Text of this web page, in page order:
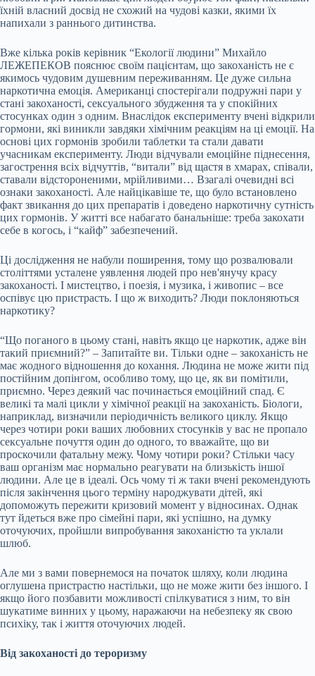
їхній власний досвід не схожий на чудові казки, якими їх
напихали з раннього дитинства.
Вже кілька років керівник “Екології людини” Михайло
ЛЕЖЕПЕКОВ пояснює своїм пацієнтам, що закоханість не є
якимось чудовим душевним переживанням. Це дуже сильна
наркотична емоція. Американці спостерігали подружні пари у
стані закоханості, сексуального збудження та у спокійних
стосунках один з одним. Внаслідок експерименту вчені відкрили
гормони, які виникли завдяки хімічним реакціям на ці емоції. На
основі цих гормонів зробили таблетки та стали давати
учасникам експерименту. Люди відчували емоційне піднесення,
загострення всіх відчуттів, “витали” від щастя в хмарах, співали,
ставали відстороненими, мрійливими… Взагалі очевидні всі
ознаки закоханості. Але найцікавіше те, що було встановлено
факт звикання до цих препаратів і доведено наркотичну сутність
цих гормонів. У житті все набагато банальніше: треба закохати
себе в когось, і “кайф” забезпечений.
Ці дослідження не набули поширення, тому що розвалювали
століттями усталене уявлення людей про нев'янучу красу
закоханості. І мистецтво, і поезія, і музика, і живопис – все
оспівує цю пристрасть. І що ж виходить? Люди поклоняються
наркотику?
“Що поганого в цьому стані, навіть якщо це наркотик, адже він
такий приємний?” – Запитайте ви. Тільки одне – закоханість не
має жодного відношення до кохання. Людина не може жити під
постійним допінгом, особливо тому, що це, як ви помітили,
приємно. Через деякий час починається емоційний спад. Є
великі та малі цикли у хімічної реакції на закоханість. Біологи,
наприклад, визначили періодичність великого циклу. Якщо
через чотири роки ваших любовних стосунків у вас не пропало
сексуальне почуття один до одного, то вважайте, що ви
проскочили фатальну межу. Чому чотири роки? Стільки часу
ваш організм має нормально реагувати на близькість іншої
людини. Але це в ідеалі. Ось чому ті ж таки вчені рекомендують
після закінчення цього терміну народжувати дітей, які
допоможуть пережити кризовий момент у відносинах. Однак
тут йдеться вже про сімейні пари, які успішно, на думку
оточуючих, пройшли випробування закоханістю та уклали
шлюб.
Але ми з вами повернемося на початок шляху, коли людина
оглушена пристрастю настільки, що не може жити без іншого. І
якщо його позбавити можливості спілкуватися з ним, то він
шукатиме винних у цьому, наражаючи на небезпеку як свою
психіку, так і життя оточуючих людей.
Від закоханості до тероризму